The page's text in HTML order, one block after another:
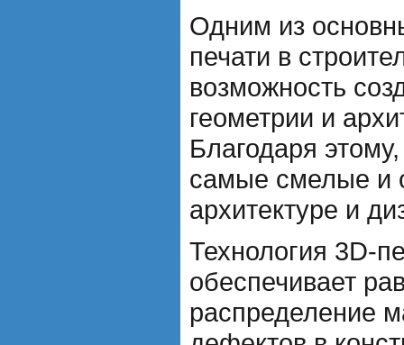
Одним из
печати в
возможность
геометрии и
Благодаря
самые смелые и
архитектуре и
Технология 3D-
обеспечивает
распределение